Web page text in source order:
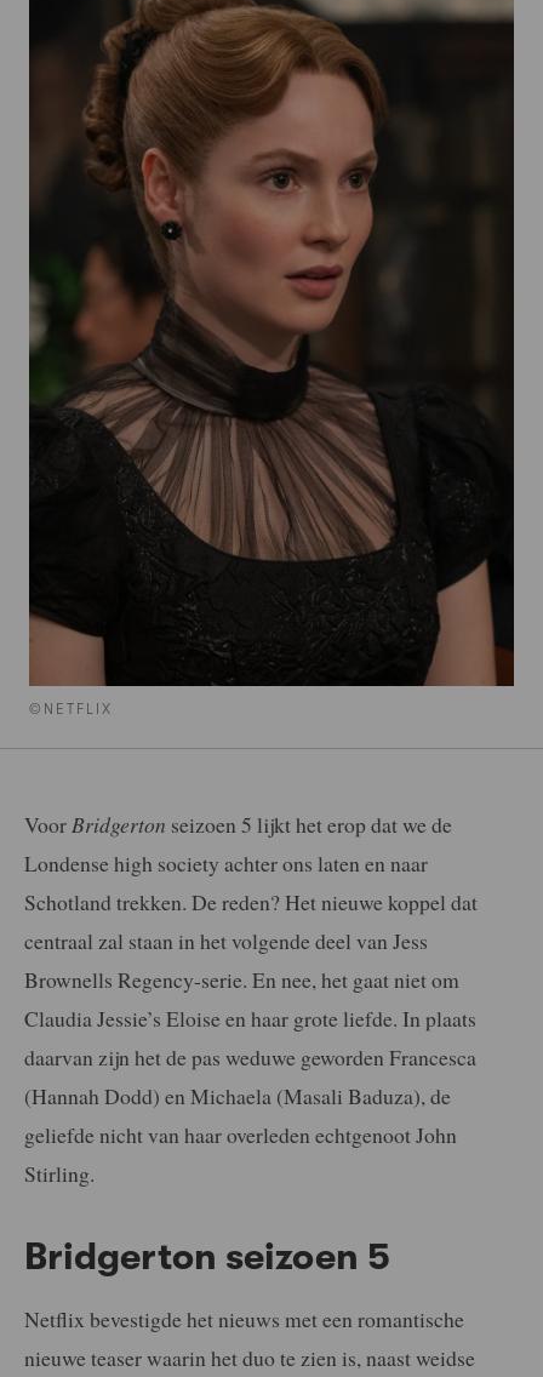
©NETFLIX
Voor Bridgerton seizoen 5 lijkt het erop dat we de
Londense high society achter ons laten en naar
Schotland trekken. De reden? Het nieuwe koppel dat
centraal zal staan in het volgende deel van Jess
Brownells Regency-serie. En nee, het gaat niet om
Claudia Jessie’s Eloise en haar grote liefde. In plaats
daarvan zijn het de pas weduwe geworden Francesca
(Hannah Dodd) en Michaela (Masali Baduza), de
geliefde nicht van haar overleden echtgenoot John
Stirling.
Bridgerton seizoen 5
Netflix bevestigde het nieuws met een romantische
nieuwe teaser waarin het duo te zien is, naast weidse